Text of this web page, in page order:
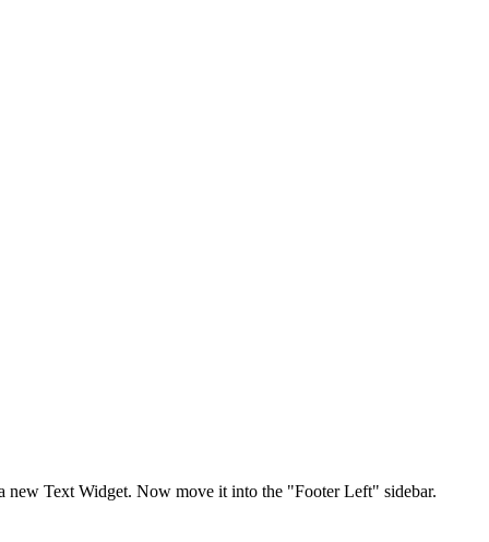
new Text Widget. Now move it into the "Footer Left" sidebar.